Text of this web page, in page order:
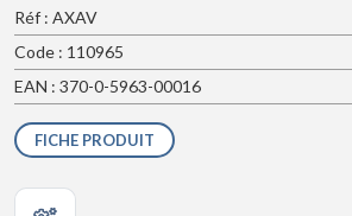
Réf : AXAV
Code : 110965
EAN : 370-0-5963-00016
FICHE PRODUIT